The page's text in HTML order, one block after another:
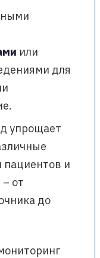
или
для
упрощает
пациентов и
от
до